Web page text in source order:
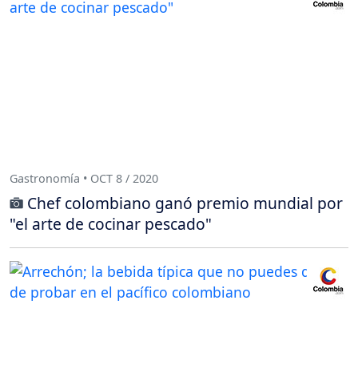
Gastronomía • OCT 8 / 2020
Chef colombiano ganó premio mundial por
"el arte de cocinar pescado"